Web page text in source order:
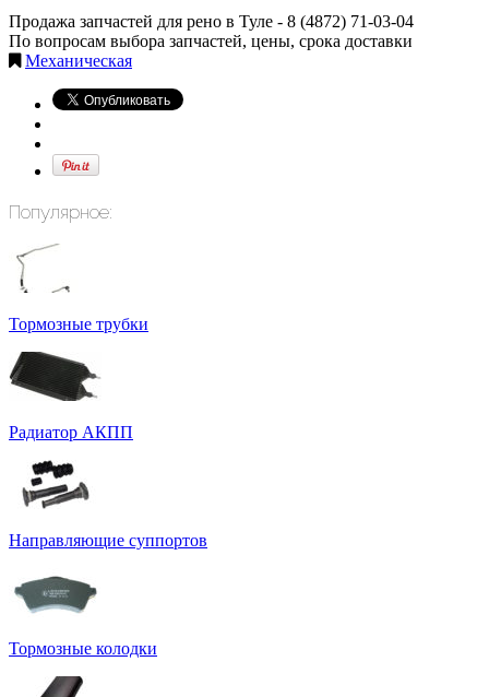
Продажа запчастей для рено в Туле - 8 (4872) 71-03-04
По вопросам выбора запчастей, цены, срока доставки
Механическая
Популярное:
Тормозные трубки
Радиатор АКПП
Направляющие суппортов
Тормозные колодки